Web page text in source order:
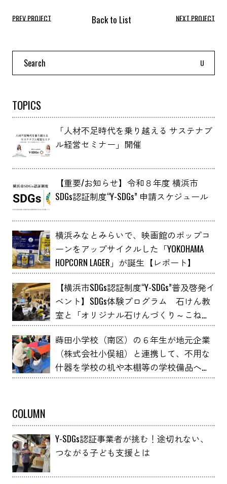
PREV PROJECT NEXT PROJECT
Search
TOPICS
「人材不足時代を乗り越える サステナブ
ル経営セミナー」開催
【重要/お知らせ】令和８年度 横浜市
SDGs認証制度“Y-SDGs” 申請スケジュール
横浜みなとみらいで、映画館のポップコ
ーンをアップサイクルした「YOKOHAMA
HOPCORN LAGER」が誕生【レポート】
【横浜市SDGs認証制度“Y-SDGs”普及啓発イ
ベント】SDGs体験プログラム 石けん教
室と「オリジナル石けんづくり～こねこ
ね石けん～」 YOXO FESTIVALに出展
蒔田小学校（南区）の６年生が地元企業
（株式会社小俣組）と連携して、不用な
什器を学校の机や本棚等の学校備品へア
ップサイクルしました！
COLUMN
Y-SDGs認証事業者が挑む！途切れない、
つながる子ども支援とは